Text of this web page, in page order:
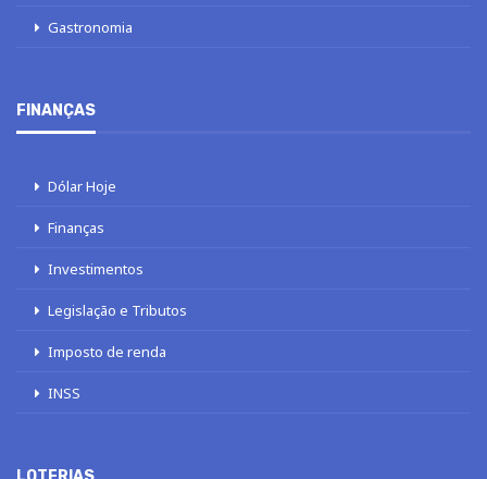
Gastronomia
FINANÇAS
Dólar Hoje
Finanças
Investimentos
Legislação e Tributos
Imposto de renda
INSS